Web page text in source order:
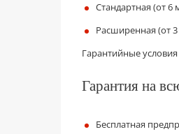
Стандартная (от 6
Расширенная (от
Гарантийные
Гарантия на
Бесплатная